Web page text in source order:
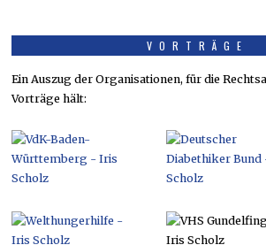
VORTRÄGE
Ein Auszug der Organisationen, für die
Vorträge hält: